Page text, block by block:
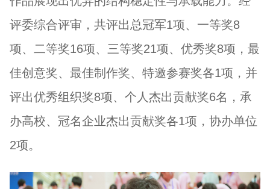
评委综合评审，共评出总冠军1项、一等奖8
项、二等奖16项、三等奖21项、优秀奖8项，最
佳创意奖、最佳制作奖、特邀参赛奖各1项，并
评出优秀组织奖8项、个人杰出贡献奖6名，承
办高校、冠名企业杰出贡献奖各1项，协办单位
2项。